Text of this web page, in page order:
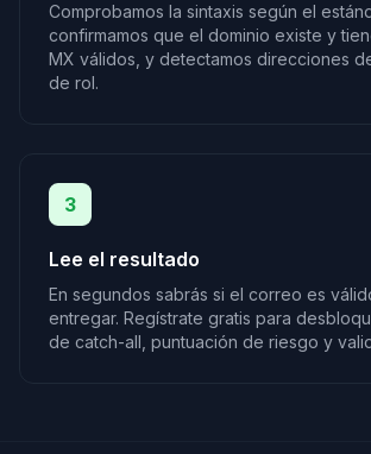
Comprobamos la sintaxis según el
confirmamos que el dominio existe y
MX válidos, y detectamos direcciones
de rol.
3
Lee el resultado
En segundos sabrás si el correo es
entregar. Regístrate gratis para
de catch-all, puntuación de riesgo y